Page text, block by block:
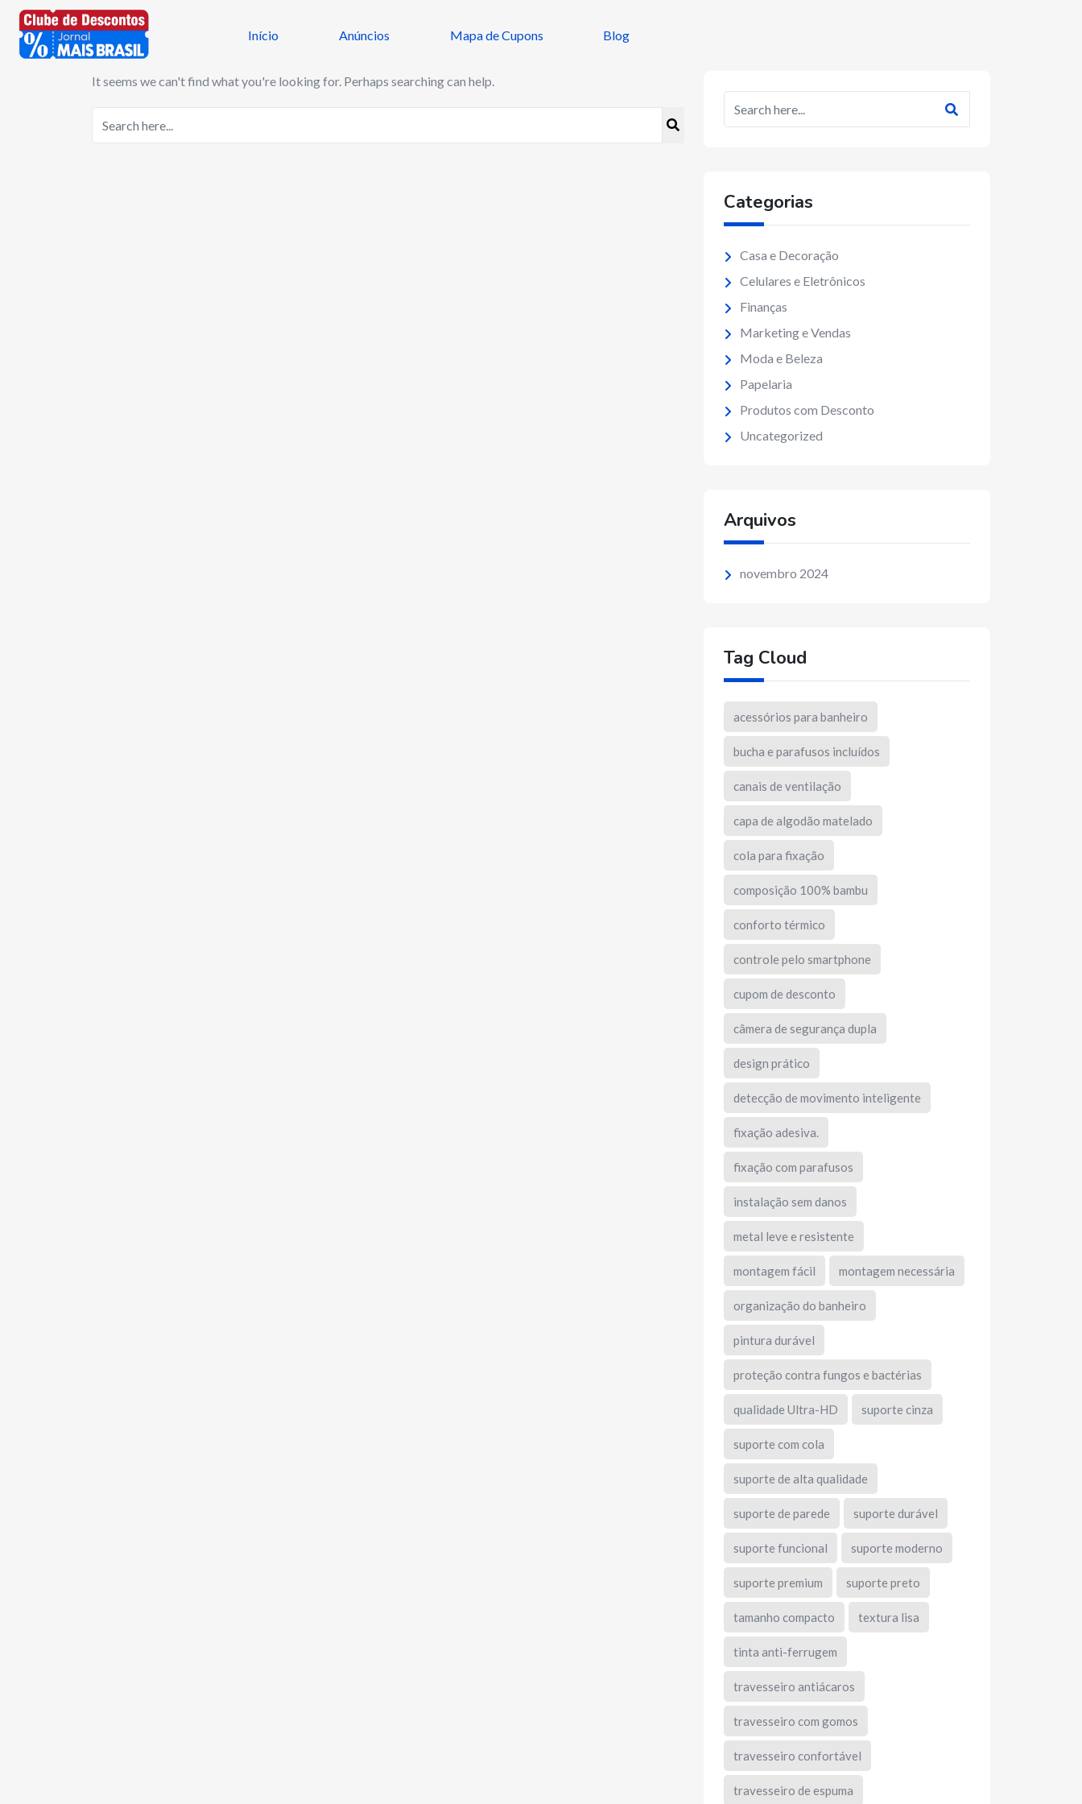
Início Anúncios Mapa de Cupons Blog
It seems we can't find what you're looking for. Perhaps searching can help.
Categorias
Casa e Decoração
Celulares e Eletrônicos
Finanças
Marketing e Vendas
Moda e Beleza
Papelaria
Produtos com Desconto
Uncategorized
Arquivos
novembro 2024
Tag Cloud
acessórios para banheiro
bucha e parafusos incluídos
canais de ventilação
capa de algodão matelado
cola para fixação
composição 100% bambu
conforto térmico
controle pelo smartphone
cupom de desconto
câmera de segurança dupla
design prático
detecção de movimento inteligente
fixação adesiva.
fixação com parafusos
instalação sem danos
metal leve e resistente
montagem fácil montagem necessária
organização do banheiro
pintura durável
proteção contra fungos e bactérias
qualidade Ultra-HD suporte cinza
suporte com cola
suporte de alta qualidade
suporte de parede suporte durável
suporte funcional suporte moderno
suporte premium suporte preto
tamanho compacto textura lisa
tinta anti-ferrugem
travesseiro antiácaros
travesseiro com gomos
travesseiro confortável
travesseiro de espuma